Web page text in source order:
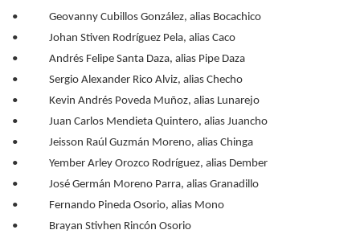
• Geovanny Cubillos González, alias Bocachico
• Johan Stiven Rodríguez Pela, alias Caco
• Andrés Felipe Santa Daza, alias Pipe Daza
• Sergio Alexander Rico Alviz, alias Checho
• Kevin Andrés Poveda Muñoz, alias Lunarejo
• Juan Carlos Mendieta Quintero, alias Juancho
• Jeisson Raúl Guzmán Moreno, alias Chinga
• Yember Arley Orozco Rodríguez, alias Dember
• José Germán Moreno Parra, alias Granadillo
• Fernando Pineda Osorio, alias Mono
• Brayan Stivhen Rincón Osorio